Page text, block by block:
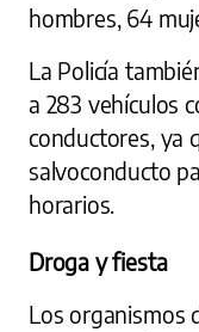
hombres, 64
La Policía
a 283 vehículos
conductores, ya
salvoconducto
horarios.
Droga y fiesta
Los organismos